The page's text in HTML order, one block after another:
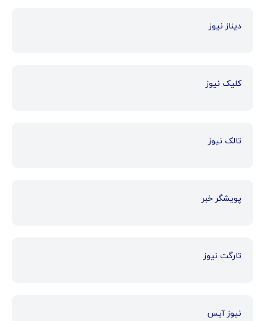
دیناز نیوز
کلیک نیوز
تالک نیوز
پویشگر خبر
تارگت نیوز
نیوز آیس